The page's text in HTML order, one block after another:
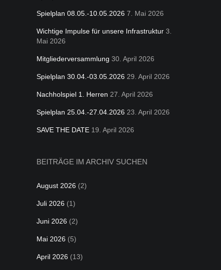
Spielplan 08.05.-10.05.2026 7. Mai 2026
Wichtige Impulse für unsere Infrastruktur 3.
Mai 2026
Mitgliederversammlung 30. April 2026
Spielplan 30.04.-03.05.2026 29. April 2026
Nachholspiel 1. Herren 27. April 2026
Spielplan 25.04.-27.04.2026 23. April 2026
SAVE THE DATE 19. April 2026
BEITRÄGE IM ARCHIV SUCHEN
August 2026 (2)
Juli 2026 (1)
Juni 2026 (2)
Mai 2026 (5)
April 2026 (13)